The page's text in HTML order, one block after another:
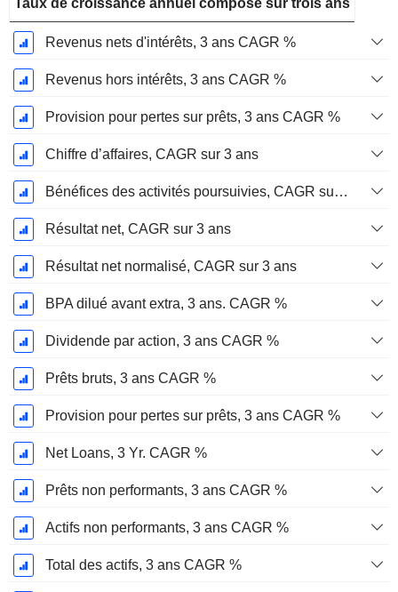
Taux de croissance annuel composé sur trois ans
Revenus nets d'intérêts, 3 ans CAGR %
Revenus hors intérêts, 3 ans CAGR %
Provision pour pertes sur prêts, 3 ans CAGR %
Chiffre d’affaires, CAGR sur 3 ans
Bénéfices des activités poursuivies, CAGR sur 3 ans
Résultat net, CAGR sur 3 ans
Résultat net normalisé, CAGR sur 3 ans
BPA dilué avant extra, 3 ans. CAGR %
Dividende par action, 3 ans CAGR %
Prêts bruts, 3 ans CAGR %
Provision pour pertes sur prêts, 3 ans CAGR %
Net Loans, 3 Yr. CAGR %
Prêts non performants, 3 ans CAGR %
Actifs non performants, 3 ans CAGR %
Total des actifs, 3 ans CAGR %